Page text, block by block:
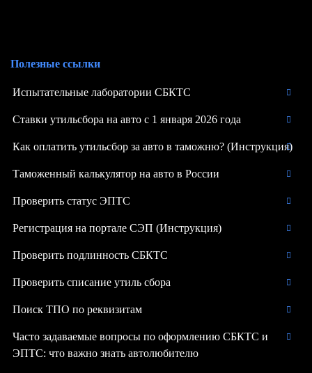
Полезные ссылки
Испытательные лаборатории СБКТС
Ставки утильсбора на авто с 1 января 2026 года
Как оплатить утильсбор за авто в таможню? (Инструкция)
Таможенный калькулятор на авто в России
Проверить статус ЭПТС
Регистрация на портале СЭП (Инструкция)
Проверить подлинность СБКТС
Проверить списание утиль сбора
Поиск ТПО по реквизитам
Часто задаваемые вопросы по оформлению СБКТС и
ЭПТС: что важно знать автолюбителю